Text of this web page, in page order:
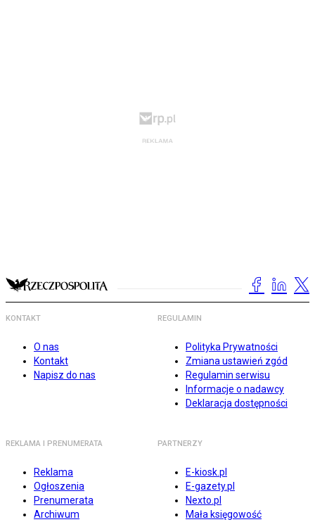
KONTAKT
O nas
Kontakt
Napisz do nas
REGULAMIN
Polityka Prywatności
Zmiana ustawień zgód
Regulamin serwisu
Informacje o nadawcy
Deklaracja dostępności
REKLAMA I PRENUMERATA
Reklama
Ogłoszenia
Prenumerata
Archiwum
PARTNERZY
E-kiosk.pl
E-gazety.pl
Nexto.pl
Mała księgowość